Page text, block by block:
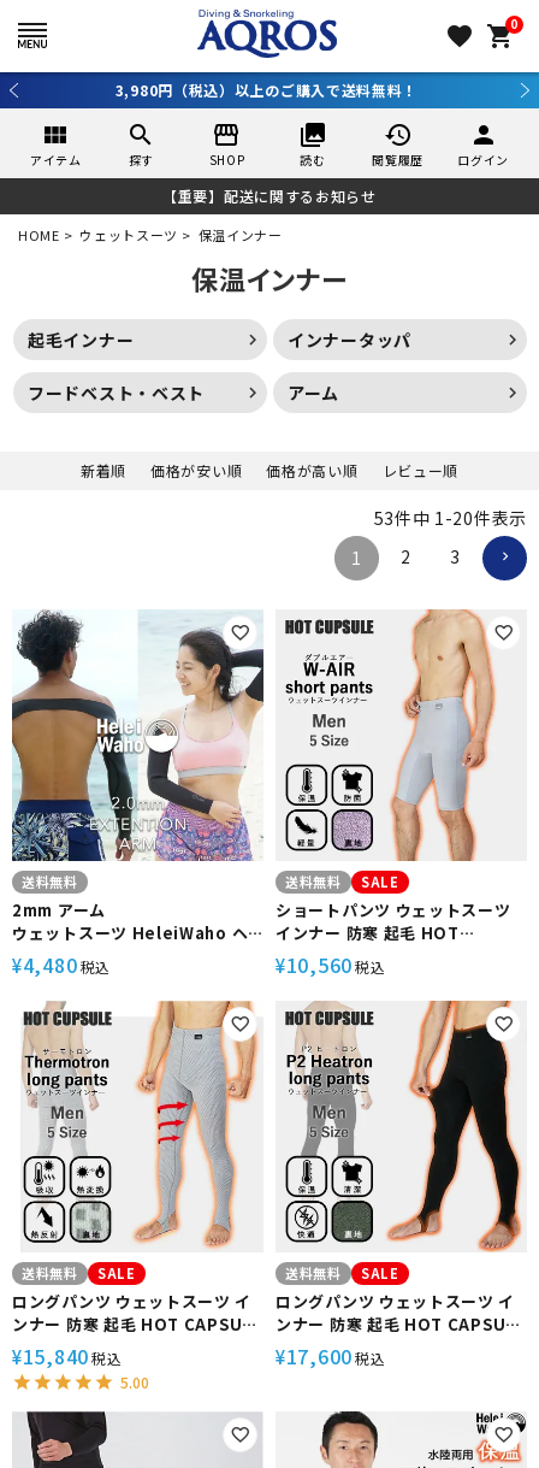
favorite 0
shopping_cart
3,980円（税込）以上のご購入で送料無料！
view_module
アイテム
search
探す
storefront
SHOP
collections
読む
history
閲覧履歴
person
ログイン
【重要】配送に関するお知らせ
HOME ウェットスーツ 保温インナー
保温インナー
起毛インナー インナータッパ
フードベスト・ベスト アーム
新着順 価格が安い順 価格が高い順 レビュー順
53件中 1-20件表示
1
2 3
送料無料
2mm アーム
ウェットスーツ HeleiWaho ヘ
レイワホ 男女兼用 エクステンシ
ョンアーム
¥4,480税込
送料無料 SALE
ショートパンツ ウェットスーツ
インナー 防寒 起毛 HOT
CAPSULE ホットカプセル ダブ
ルエアー メンズ サーフィン ダイ
ビング ラッシュガード 冬 保温 グ
ッズ ウィンターアイテム
¥10,560税込
送料無料 SALE
ロングパンツ ウェットスーツ イ
ンナー 防寒 起毛 HOT CAPSULE
ホットカプセル サーモトロン メ
ンズ サーフィン ダイビング ラッ
シュガード 冬 保温 グッズ ウィン
ターアイテム
¥15,840税込
5.00
送料無料 SALE
ロングパンツ ウェットスーツ イ
ンナー 防寒 起毛 HOT CAPSULE
ホットカプセル P2ヒートロン メ
ンズ サーフィン ダイビング ラッ
ターアイテム
¥17,600税込